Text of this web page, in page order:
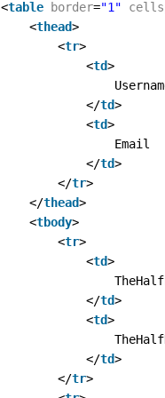
<table border="1"
<thead>
<tr>
<td>
</td>
<td>
Email
</td>
</tr>
</thead>
<tbody>
<tr>
<td>
</td>
<td>
</td>
</tr>